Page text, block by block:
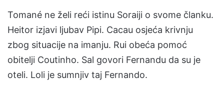
Tomané ne želi reći istinu Soraiji o svome članku.
Heitor izjavi ljubav Pipi. Cacau osjeća krivnju
zbog situacije na imanju. Rui obeća pomoć
obitelji Coutinho. Sal govori Fernandu da su je
oteli. Loli je sumnjiv taj Fernando.